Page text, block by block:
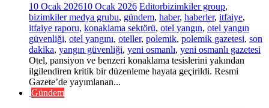
10 Ocak 202610 Ocak 2026 Editorbizimkiler group,
bizimkiler medya grubu, gündem, haber, haberler, itfaiye,
itfaiye raporu, konaklama sektörü, otel yangın, otel yangın
güvenliği, otel yangını, oteller, polemik, polemik gazetesi, son
dakika, yangın güvenliği, yeni osmanlı, yeni osmanlı gazetesi
Otel, pansiyon ve benzeri konaklama tesislerini yakından
ilgilendiren kritik bir düzenleme hayata geçirildi. Resmi
Gazete’de yayımlanan...
Gündem